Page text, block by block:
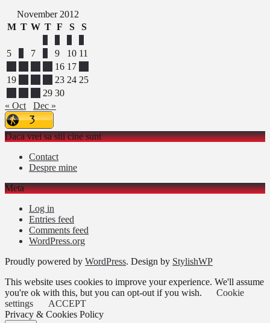
November 2012
M T W T F S
S
5
7 9 10 11
16 17
19
23 24 25
29 30
« Oct
Dec »
Daca vrei sa stii cine sunt
Contact
Despre mine
Meta
Log in
Entries feed
Comments feed
WordPress.org
Proudly powered by WordPress. Design by StylishWP
This website uses cookies to improve your experience. We'll assume
you're ok with this, but you can opt-out if you wish.
Cookie
settings
ACCEPT
Privacy & Cookies Policy